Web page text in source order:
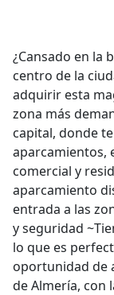
¿Cansado en la
centro de la
adquirir esta
zona más
capital, donde
aparcamientos,
comercial y
aparcamiento
entrada a las
y seguridad
lo que es
oportunidad de
de Almería, con